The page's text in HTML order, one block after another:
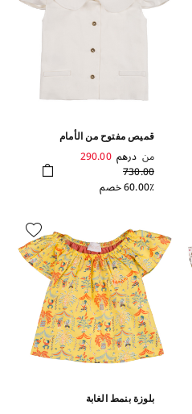
قميص مفتوح من الأمام
من درهم 290.00
730.00
60.00٪ خصم
بلوزة بنمط الغابة